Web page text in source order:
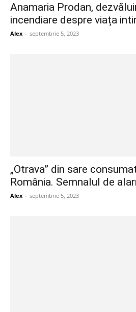
Anamaria Prodan,
incendiare despre viața
Alex - septembrie 5, 2023
„Otrava” din sare
România. Semnalul de
Alex - septembrie 5, 2023